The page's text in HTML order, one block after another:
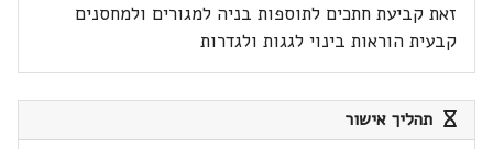
זאת קביעת חתכים לתוספות בניה למגורים ולמחסנים
קבעית הוראות בינוי לגגות ולגדרות
תהליך אישור